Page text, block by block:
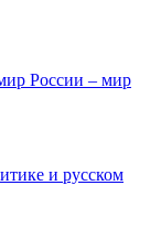
России – мир
и русском